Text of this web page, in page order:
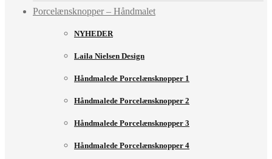
Porcelænsknopper – Håndmalet
NYHEDER
Laila Nielsen Design
Håndmalede Porcelænsknopper 1
Håndmalede Porcelænsknopper 2
Håndmalede Porcelænsknopper 3
Håndmalede Porcelænsknopper 4